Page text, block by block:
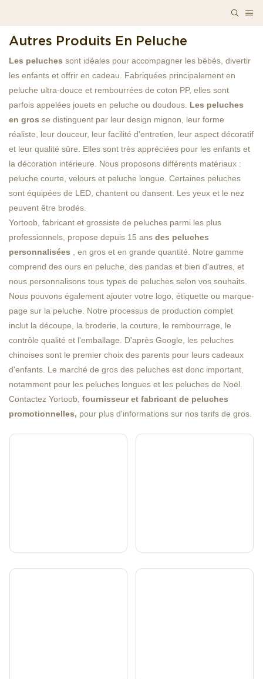
Autres Produits En Peluche
Les peluches sont idéales pour accompagner les bébés, divertir
les enfants et offrir en cadeau. Fabriquées principalement en
peluche ultra-douce et rembourrées de coton PP, elles sont
parfois appelées jouets en peluche ou doudous. Les peluches
en gros se distinguent par leur design mignon, leur forme
réaliste, leur douceur, leur facilité d'entretien, leur aspect décoratif
et leur qualité sûre. Elles sont très appréciées pour les enfants et
la décoration intérieure. Nous proposons différents matériaux :
peluche courte, velours et peluche longue. Certaines peluches
sont équipées de LED, chantent ou dansent. Les yeux et le nez
peuvent être brodés.
Yortoob, fabricant et grossiste de peluches parmi les plus
professionnels, propose depuis 15 ans des peluches
personnalisées , en gros et en grande quantité. Notre gamme
comprend des ours en peluche, des pandas et bien d'autres, et
nous personnalisons tous types de peluches selon vos souhaits.
Nous pouvons également ajouter votre logo, étiquette ou marque-
page sur la peluche. Notre processus de production complet
inclut la découpe, la broderie, la couture, le rembourrage, le
contrôle qualité et l'emballage. D'après Google, les peluches
chinoises sont le premier choix des parents pour leurs cadeaux
d'enfants. Le marché de gros des peluches est donc important,
notamment pour les peluches longues et les peluches de Noël.
Contactez Yortoob, fournisseur et fabricant de peluches
promotionnelles, pour plus d'informations sur nos tarifs de gros.